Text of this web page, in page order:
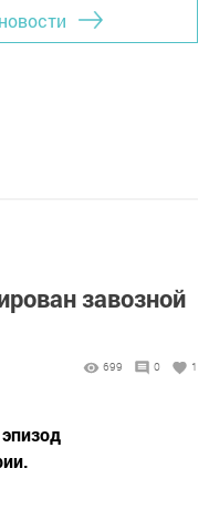
завозной
699 0 1